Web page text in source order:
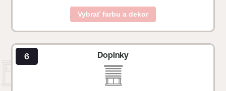
Vybrať farbu a dekor
Doplnky